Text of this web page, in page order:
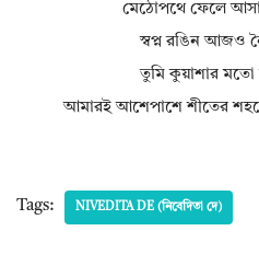
মেঠোপথে ফেলে
স্বপ্ন রঙিন আজও
তুমি কুয়াশার
আমারই আশেপাশে শীতের
Tags: NIVEDITA DE (নিবেদিতা দে)